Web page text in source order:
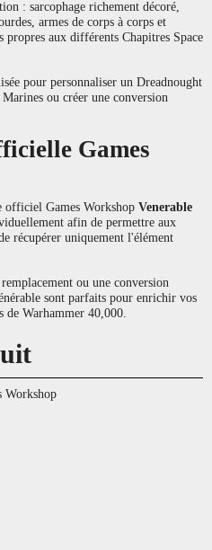
: sarcophage richement décoré,
armes de corps à corps et
propres aux différents Chapitres Space
pour personnaliser un Dreadnought
ou créer une conversion
Games
officiel Games Workshop Venerable
afin de permettre aux
récupérer uniquement l'élément
ou une conversion
sont parfaits pour enrichir vos
de Warhammer 40,000.
Workshop